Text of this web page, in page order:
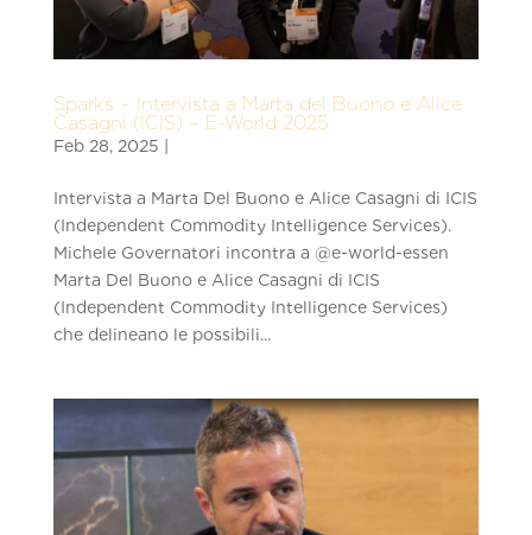
Sparks – Intervista a Marta del Buono e Alice
Casagni (ICIS) – E-World 2025
Intervista a Marta Del Buono e Alice Casagni di ICIS
(Independent Commodity Intelligence Services).
Michele Governatori incontra a ‪@e-world-essen‬
Marta Del Buono e Alice Casagni di ICIS
(Independent Commodity Intelligence Services)
che delineano le possibili...